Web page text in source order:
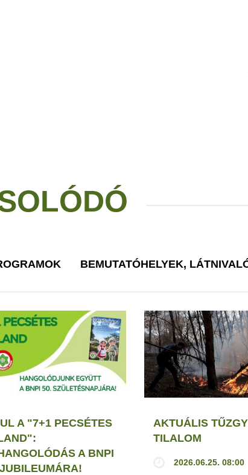
BEMUTATÓHELYEK,
A "7+1 PECSÉTES
A BNPI
AKTUÁLIS
TILALOM
2026.06.25. 08:00